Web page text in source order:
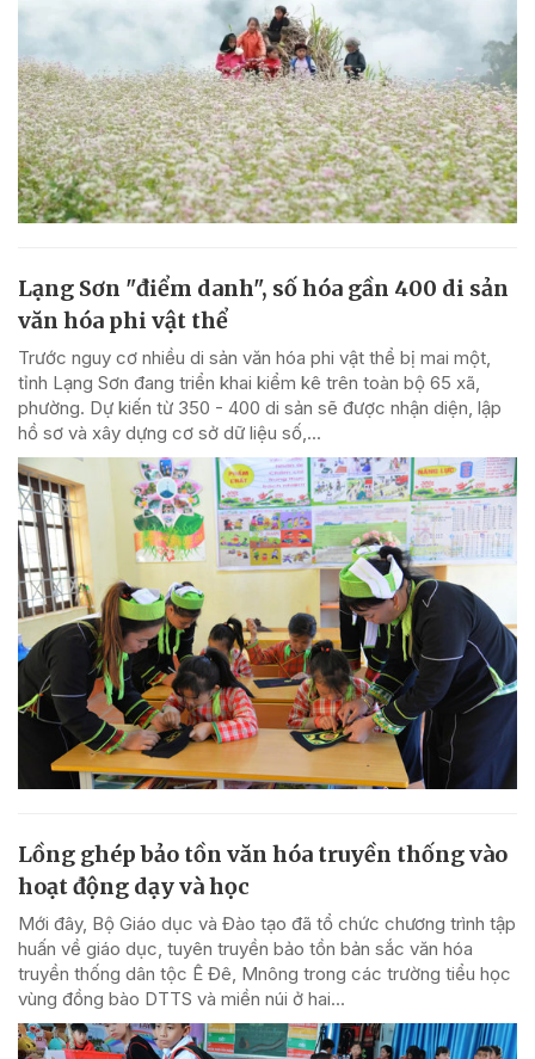
Lạng Sơn "điểm danh", số hóa gần 400 di sản
văn hóa phi vật thể
Trước nguy cơ nhiều di sản văn hóa phi vật thể bị mai một,
tỉnh Lạng Sơn đang triển khai kiểm kê trên toàn bộ 65 xã,
phường. Dự kiến từ 350 - 400 di sản sẽ được nhận diện, lập
hồ sơ và xây dựng cơ sở dữ liệu số,...
Lồng ghép bảo tồn văn hóa truyền thống vào
hoạt động dạy và học
Mới đây, Bộ Giáo dục và Đào tạo đã tổ chức chương trình tập
huấn về giáo dục, tuyên truyền bảo tồn bản sắc văn hóa
truyền thống dân tộc Ê Đê, Mnông trong các trường tiểu học
vùng đồng bào DTTS và miền núi ở hai...